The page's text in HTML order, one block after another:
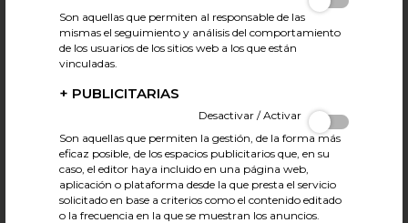
Congreso de los Diputados
25.11.2025 Tweet
El Foro Ganadero Cárnico se reunió ayer en el Congreso de
El objetivo: analizar el papel de la producción ganadera y las
carnes en la vertebración territorial, social, económica, en la
alimentación y la cultura, y clasificar a la cadena como un
sector estratégico para el futuro nacional.
Un encuentro de diálogo inaugurado por el presidente del
Son aquellas que permiten al responsable de las
mismas el seguimiento y análisis del comportamiento
de los usuarios de los sitios web a los que están
vinculadas.
+ PUBLICITARIAS
Desactivar / Activar
Son aquellas que permiten la gestión, de la forma más
eficaz posible, de los espacios publicitarios que, en su
caso, el editor haya incluido en una página web,
aplicación o plataforma desde la que presta el servicio
solicitado en base a criterios como el contenido editado
o la frecuencia en la que se muestran los anuncios.